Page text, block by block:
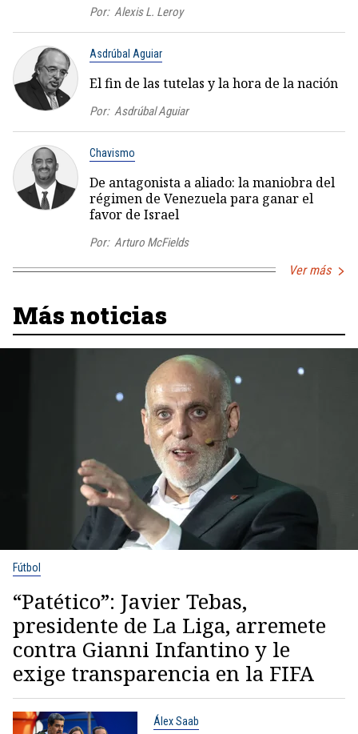
Por: Alexis L. Leroy
Asdrúbal Aguiar
El fin de las tutelas y la hora de la nación
Por: Asdrúbal Aguiar
Chavismo
De antagonista a aliado: la maniobra del
régimen de Venezuela para ganar el
favor de Israel
Por: Arturo McFields
Ver más
Más noticias
Fútbol
“Patético”: Javier Tebas,
presidente de La Liga, arremete
contra Gianni Infantino y le
exige transparencia en la FIFA
Álex Saab